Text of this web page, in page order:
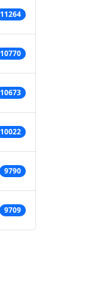
11264
10770
10673
10022
9790
9709